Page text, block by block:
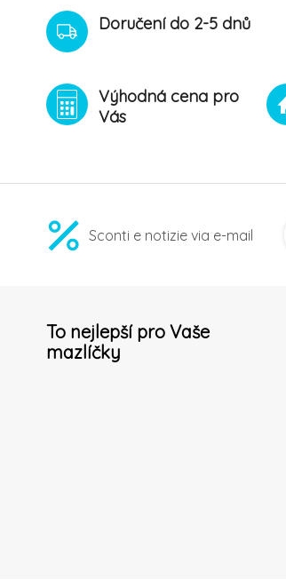
Doručení do 2-5 dnů
Výhodná cena pro
Vás
Sconti e notizie via e-mail
To nejlepší pro Vaše
mazlíčky